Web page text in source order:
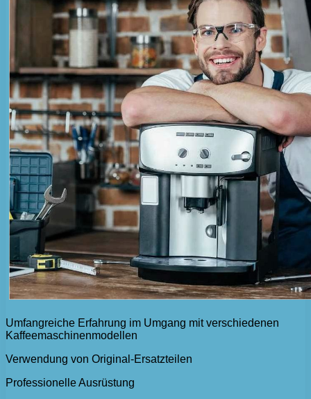
Umfangreiche Erfahrung im Umgang mit verschiedenen
Kaffeemaschinenmodellen
Verwendung von Original-Ersatzteilen
Professionelle Ausrüstung